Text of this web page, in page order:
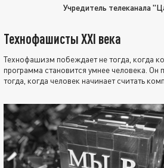
Учредитель телеканала
Технофашисты XXI века
Технофашизм побеждает не тогда, когда
программа становится умнее человека. Он
тогда, когда человек начинает считать